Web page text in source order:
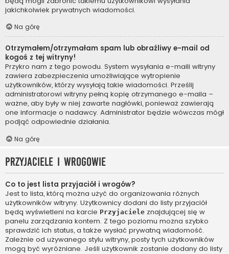
jakichkolwiek prywatnych wiadomości.
Na górę
Otrzymałem/otrzymałam spam lub obraźliwy e-mail od
kogoś z tej witryny!
Przykro nam z tego powodu. System wysyłania e-maili witryny
zawiera zabezpieczenia umożliwiające wytropienie
użytkowników, którzy wysyłają takie wiadomości. Prześlij
administratorowi witryny pełną kopię otrzymanego e-maila –
ważne, aby były w niej zawarte nagłówki, ponieważ zawierają
one informacje o nadawcy. Administrator będzie wówczas mógł
podjąć odpowiednie działania.
Na górę
Przyjaciele i wrogowie
Co to jest lista przyjaciół i wrogów?
Jest to lista, którą można użyć do organizowania różnych
użytkowników witryny. Użytkownicy dodani do listy przyjaciół
będą wyświetleni na karcie Przyjaciele znajdującej się w
panelu zarządzania kontem. Z tego poziomu można szybko
sprawdzić ich status, a także wysłać prywatną wiadomość.
Zależnie od używanego stylu witryny, posty tych użytkowników
mogą być wyróżniane. Jeśli użytkownik zostanie dodany do listy